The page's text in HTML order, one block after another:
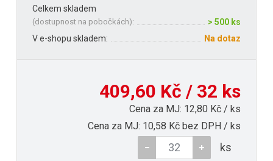
Celkem skladem
(dostupnost na pobočkách):
> 500 ks
V e-shopu skladem:
Na dotaz
409,60 Kč / 32 ks
Cena za MJ: 12,80 Kč / ks
Cena za MJ: 10,58 Kč bez DPH / ks
ks